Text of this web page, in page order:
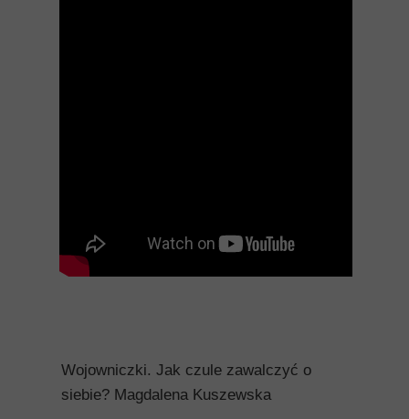
Wojowniczki. Jak czule zawalczyć o
siebie? Magdalena Kuszewska